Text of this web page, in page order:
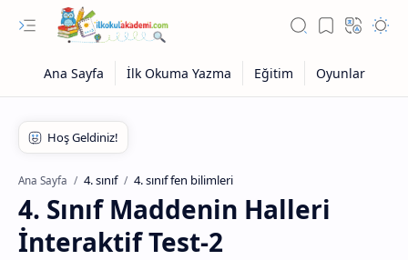
Ana Sayfa 4. sınıf 4. sınıf fen bilimleri
4. Sınıf Maddenin Halleri
İnteraktif Test-2